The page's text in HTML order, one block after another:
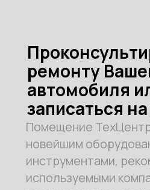
Записаться на ремонт
Ремонт Мерседес
Информация о юр. лице
Политика конфиденциальности
Договор-оферта